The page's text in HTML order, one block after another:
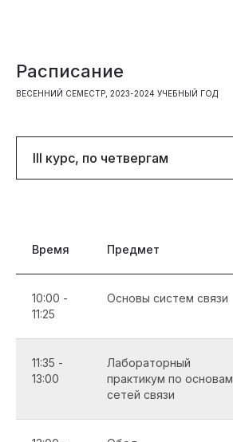
Расписание
ВЕСЕННИЙ СЕМЕСТР, 2023-2024 УЧЕБНЫЙ ГОД
Время Предмет
10:00 -
11:25
Основы систем связи
11:35 -
13:00
Лабораторный
практикум по основам
сетей связи